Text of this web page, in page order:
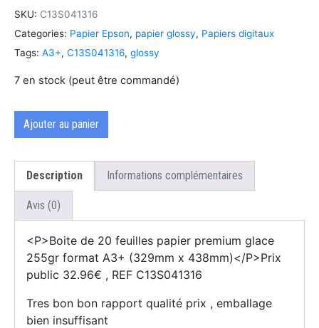
SKU: C13S041316
Categories: Papier Epson, papier glossy, Papiers digitaux
Tags: A3+, C13S041316, glossy
7 en stock (peut être commandé)
Ajouter au panier
Description Informations complémentaires
Avis (0)
<P>Boite de 20 feuilles papier premium glace
255gr format A3+ (329mm x 438mm)</P>Prix
public 32.96€ , REF C13S041316
Tres bon bon rapport qualité prix , emballage
bien insuffisant